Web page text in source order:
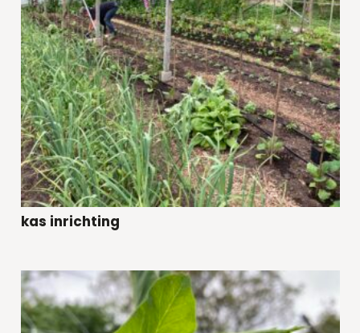
kas inrichting